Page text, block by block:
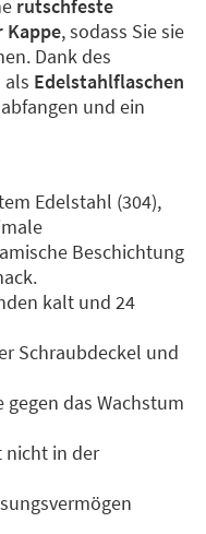
rutschfeste
Kappe, sodass Sie sie
Dank des
als Edelstahlflaschen
und ein
Edelstahl (304),
Beschichtung
kalt und 24
Schraubdeckel und
gegen das Wachstum
nicht in der